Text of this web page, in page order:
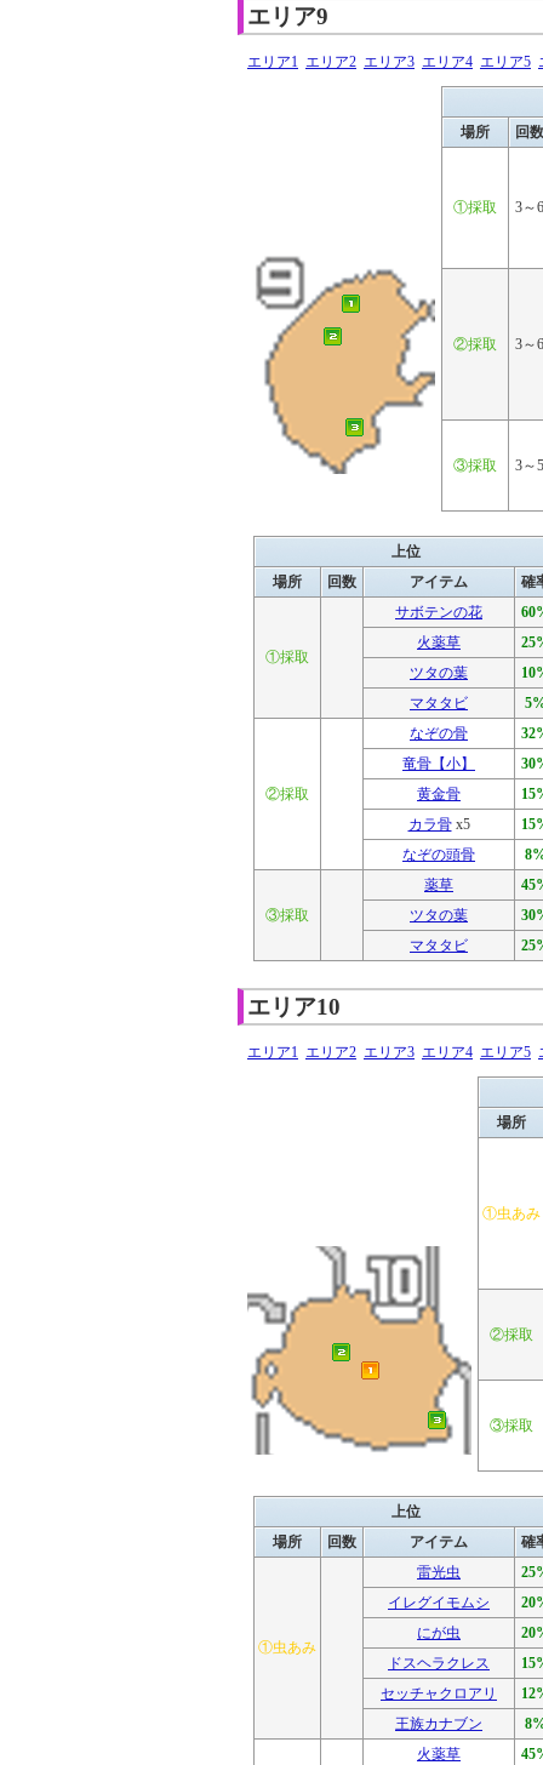
エリア9
エリア1 エリア2 エリア3 エリア4 エリア5
場所 回数
①採取 3～6
②採取 3～6
③採取 3～5
上位
場所
回数 アイテム 確
①採取
サボテンの花
火薬草
ツタの葉
マタタビ
②採取
なぞの骨
竜骨【小】
黄金骨
カラ骨x5
なぞの頭骨
③採取
薬草
ツタの葉
マタタビ
エリア10
エリア1 エリア2 エリア3 エリア4 エリア5
場所
①虫あみ
②採取
③採取
上位
場所
回数 アイテム 確
①虫あみ
雷光虫
イレグイモムシ
にが虫
ドスヘラクレス
セッチャクロアリ
王族カナブン
火薬草